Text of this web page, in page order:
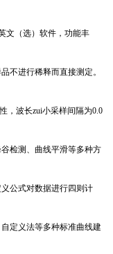
文（选）软件，功能丰
不进行稀释而直接测定。
，波长zui小采样间隔为0.0
检测、曲线平滑等多种方
公式对数据进行四则计
定义法等多种标准曲线建